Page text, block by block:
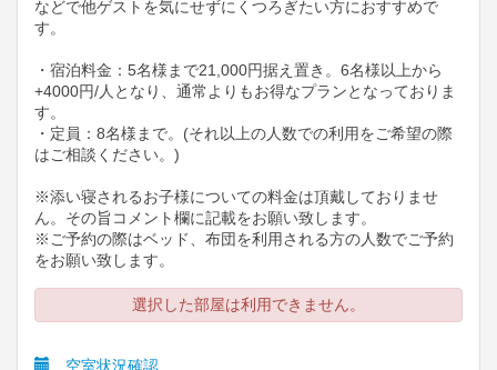
などで他ゲストを気にせずにくつろぎたい方におすすめで
す。
・宿泊料金：5名様まで21,000円据え置き。6名様以上から
+4000円/人となり、通常よりもお得なプランとなっておりま
す。
・定員：8名様まで。(それ以上の人数での利用をご希望の際
はご相談ください。)
※添い寝されるお子様についての料金は頂戴しておりませ
ん。その旨コメント欄に記載をお願い致します。
※ご予約の際はベッド、布団を利用される方の人数でご予約
をお願い致します。
選択した部屋は利用できません。
空室状況確認